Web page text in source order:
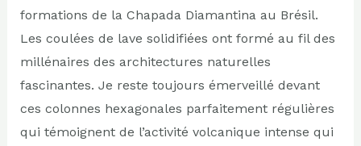
formations de la Chapada Diamantina au Brésil.
Les coulées de lave solidifiées ont formé au fil des
millénaires des architectures naturelles
fascinantes. Je reste toujours émerveillé devant
ces colonnes hexagonales parfaitement régulières
qui témoignent de l’activité volcanique intense qui